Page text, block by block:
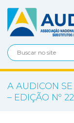
A AUDICON
– EDIÇÃO Nº